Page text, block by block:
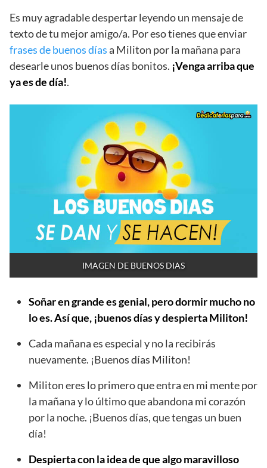
Es muy agradable despertar leyendo un mensaje de
texto de tu mejor amigo/a. Por eso tienes que enviar
frases de buenos díasa Militon por la mañana para
desearle unos buenos días bonitos. ¡Venga arriba que
ya es de día!.
IMAGEN DE BUENOS DIAS
Soñar en grande es genial, pero dormir mucho no
lo es. Así que, ¡buenos días y despierta Militon!
Cada mañana es especial y no la recibirás
nuevamente. ¡Buenos días Militon!
Militon eres lo primero que entra en mi mente por
la mañana y lo último que abandona mi corazón
por la noche. ¡Buenos días, que tengas un buen
día!
Despierta con la idea de que algo maravilloso